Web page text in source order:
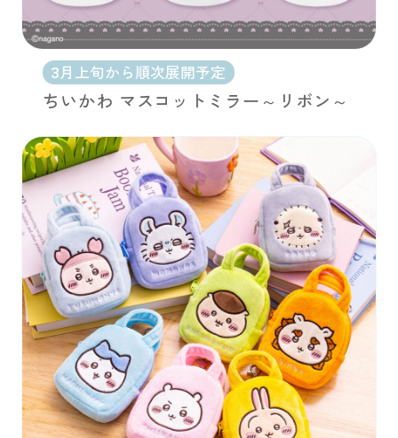
3月上旬から順次展開予定
ちいかわ マスコットミラー～リボン～